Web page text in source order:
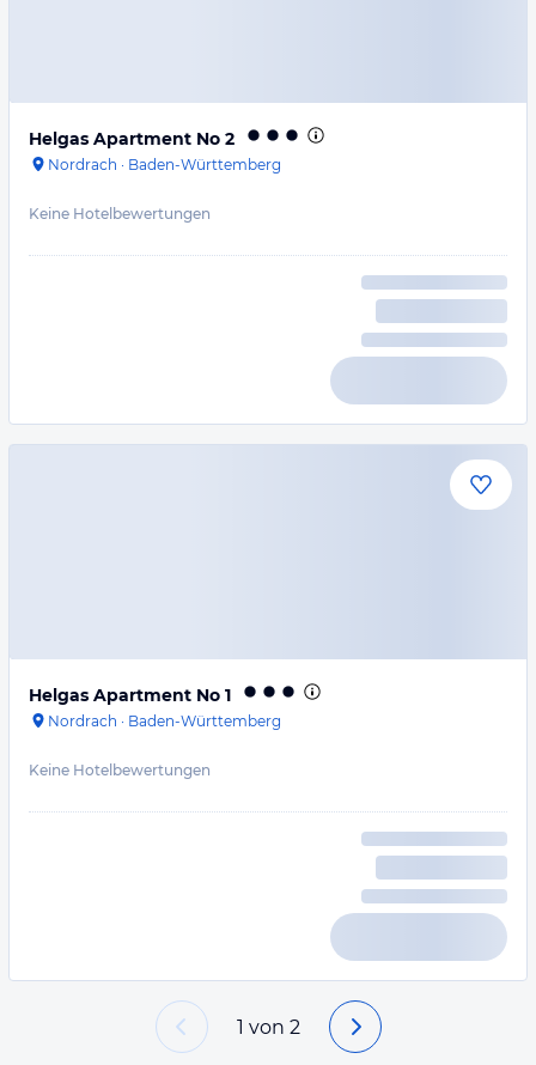
Helgas Apartment No 2
Nordrach · Baden-Württemberg
Keine Hotelbewertungen
Helgas Apartment No 1
Nordrach · Baden-Württemberg
Keine Hotelbewertungen
1 von 2